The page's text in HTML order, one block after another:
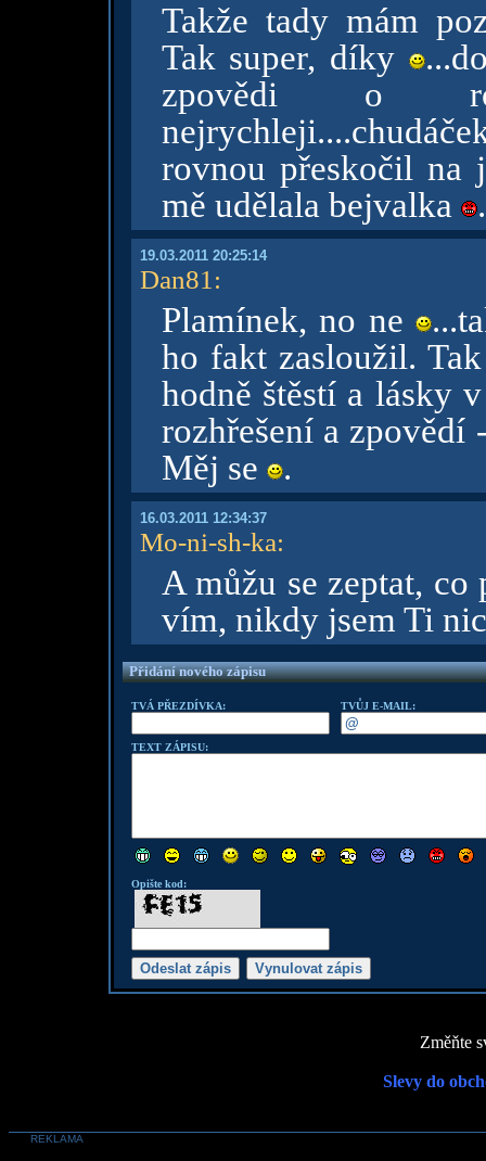
Takže tady mám
Tak super, díky
zpovědi o
rovnou přeskočil na
mě udělala bejvalka
19.03.2011 20:25:14
Dan81 :
Plamínek, no ne
ho fakt zasloužil.
hodně štěstí a lásky
rozhřešení a zpovědí
Měj se
.
16.03.2011 12:34:37
Mo-ni-sh-ka:
A můžu se zeptat, co
vím, nikdy jsem Ti
Přidání nového zápisu
TVÁ PŘEZDÍVKA: TVŮJ E-MAIL:
TEXT ZÁPISU:
Opište kod:
Změňte
Slevy do
REKLAMA